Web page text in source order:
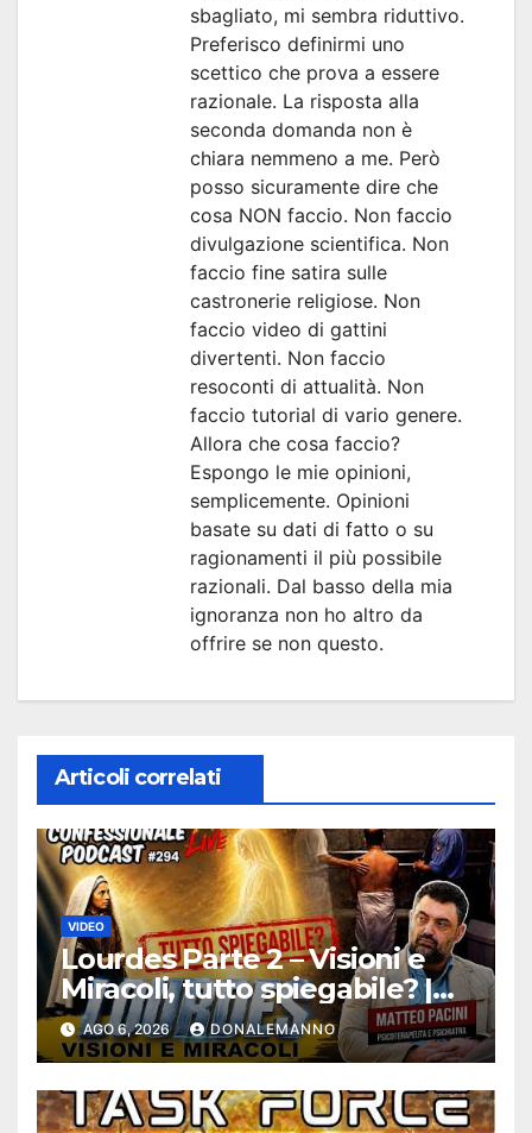
sbagliato, mi sembra riduttivo.
Preferisco definirmi uno
scettico che prova a essere
razionale. La risposta alla
seconda domanda non è
chiara nemmeno a me. Però
posso sicuramente dire che
cosa NON faccio. Non faccio
divulgazione scientifica. Non
faccio fine satira sulle
castronerie religiose. Non
faccio video di gattini
divertenti. Non faccio
resoconti di attualità. Non
faccio tutorial di vario genere.
Allora che cosa faccio?
Espongo le mie opinioni,
semplicemente. Opinioni
basate su dati di fatto o su
ragionamenti il più possibile
razionali. Dal basso della mia
ignoranza non ho altro da
offrire se non questo.
Articoli correlati
VIDEO
Lourdes Parte 2 – Visioni e
Miracoli, tutto spiegabile? |
Debunking |
#ConfessionalePodcast 294
AGO 6, 2026 DONALEMANNO